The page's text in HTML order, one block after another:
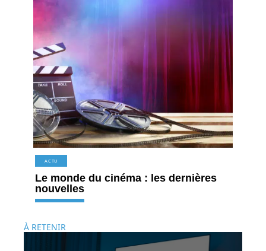
ACTU
Le monde du cinéma : les dernières
nouvelles
À RETENIR